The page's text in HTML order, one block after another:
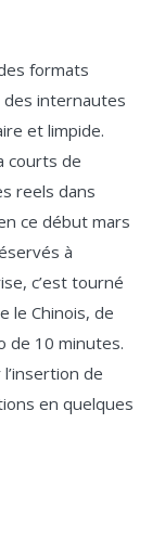
formats
des internautes
et limpide.
courts de
reels dans
ce début mars
à
c’est tourné
le Chinois, de
de 10 minutes.
de
en quelques